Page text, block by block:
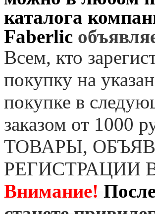
каталога
Faberlic
Всем, кто
покупку на
покупке в
заказом от 1000
ТОВАРЫ,
РЕГИСТРАЦИИ
Внимание!